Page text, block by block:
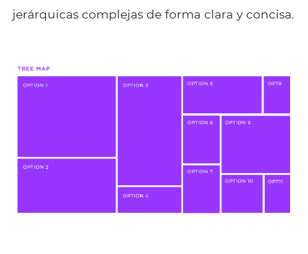
jerárquicas complejas de forma clara y concisa.